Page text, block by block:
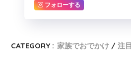
フォローする
CATEGORY : 家族でおでかけ 注目